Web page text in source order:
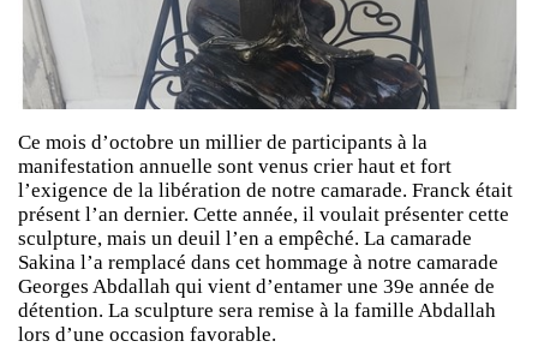
Ce mois d’octobre un millier de participants à la
manifestation annuelle sont venus crier haut et fort
l’exigence de la libération de notre camarade. Franck était
présent l’an dernier. Cette année, il voulait présenter cette
sculpture, mais un deuil l’en a empêché. La camarade
Sakina l’a remplacé dans cet hommage à notre camarade
Georges Abdallah qui vient d’entamer une 39e année de
détention. La sculpture sera remise à la famille Abdallah
lors d’une occasion favorable.